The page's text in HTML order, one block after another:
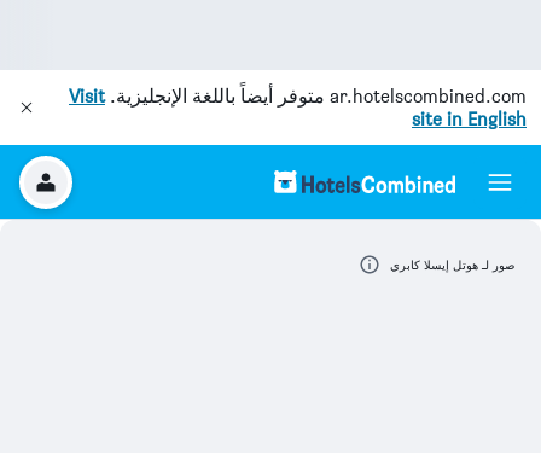
ar.hotelscombined.com متوفر أيضاً باللغة الإنجليزية.Visit
site in English
صور لـ هوتل إيسلا كابري